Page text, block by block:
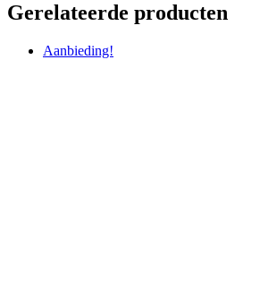
Gerelateerde producten
Aanbieding!